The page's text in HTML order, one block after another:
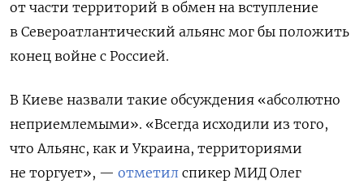
от части территорий в обмен на вступление
в Североатлантический альянс мог бы положить
конец войне с Россией.
В Киеве назвали такие обсуждения «абсолютно
неприемлемыми». «Всегда исходили из того,
что Альянс, как и Украина, территориями
не торгует», — отметил спикер МИД Олег